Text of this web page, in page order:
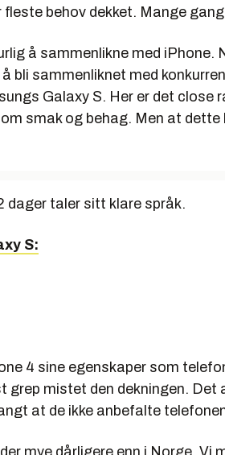
behov dekket. Mange
å sammenlikne med iPhone.
bli sammenliknet med
Galaxy S. Her er det close
smak og behag. Men at dette
dager taler sitt klare språk.
S:
4 sine egenskaper som
grep mistet den dekningen. Det
at de ikke anbefalte